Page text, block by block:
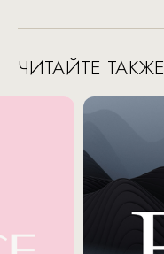
ЧИТАЙТЕ ТАКЖЕ